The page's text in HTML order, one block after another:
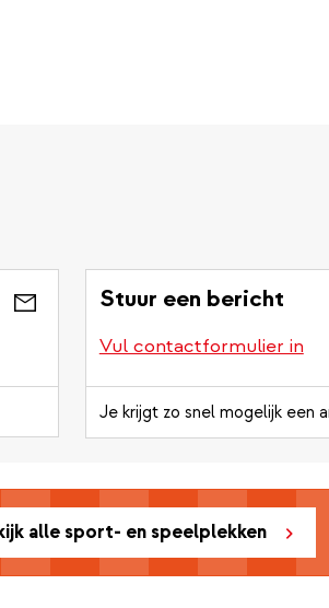
Stuur een bericht
Vul contactformulier in
Je krijgt zo snel mogelijk een
alle sport- en speelplekken